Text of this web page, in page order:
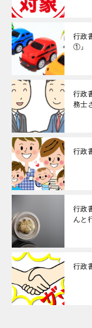
行政
①』
行政
務士
行政
行政
んと
行政